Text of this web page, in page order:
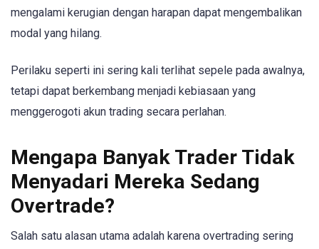
mengalami kerugian dengan harapan dapat mengembalikan
modal yang hilang.
Perilaku seperti ini sering kali terlihat sepele pada awalnya,
tetapi dapat berkembang menjadi kebiasaan yang
menggerogoti akun trading secara perlahan.
Mengapa Banyak Trader Tidak
Menyadari Mereka Sedang
Overtrade?
Salah satu alasan utama adalah karena overtrading sering